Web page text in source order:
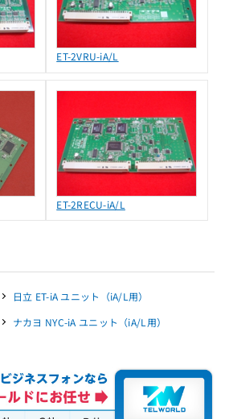
ET-2VRU-iA/L
ET-2RECU-iA/L
日立 ET-iA ユニット（iA/L用）
ナカヨ NYC-iA ユニット（iA/L用）